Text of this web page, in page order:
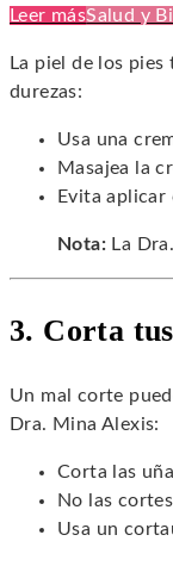
Leer másSalud y
La piel de los
durezas:
Usa una
Masajea la
Evita aplicar
Nota: La
3. Corta
Un mal corte
Dra. Mina Alexis:
Corta las
No las
Usa un